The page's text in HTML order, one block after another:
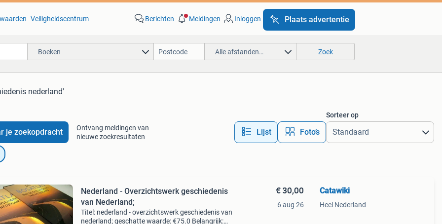
Veiligheidscentrum Berichten Meldingen Inloggen Plaats advertentie
Boeken Alle afstanden… Zoek
nederland'
je zoekopdracht
Ontvang meldingen van
nieuwe zoekresultaten
Lijst Foto’s
Sorteer op
Nederland - Overzichtswerk geschiedenis
van Nederland;
Titel: nederland - overzichtswerk geschiedenis van
nederland; geschatte waarde: €75.0 Belangrijk:
€ 30,00
6 aug 26
Catawiki
Heel Nederland